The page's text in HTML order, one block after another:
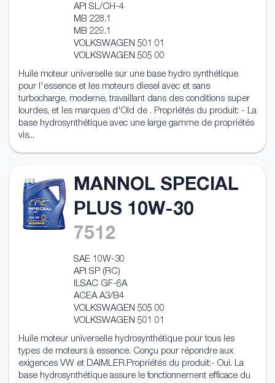
API SL/CH-4
MB 228.1
MB 229.1
VOLKSWAGEN 501 01
VOLKSWAGEN 505 00
Huile moteur universelle sur une base hydro synthétique
pour l'essence et les moteurs diesel avec et sans
turbocharge, moderne, travaillant dans des conditions super
lourdes, et les marques d'Old de . Propriétés du produit: - La
base hydrosynthétique avec une large gamme de propriétés
vis...
MANNOL SPECIAL
PLUS 10W-30
7512
SAE 10W-30
API SP (RC)
ILSAC GF-6A
ACEA A3/B4
VOLKSWAGEN 505 00
VOLKSWAGEN 501 01
Huile moteur universelle hydrosynthétique pour tous les
types de moteurs à essence. Conçu pour répondre aux
exigences VW et DAIMLER.Propriétés du produit:- Oui. La
base hydrosynthétique assure le fonctionnement efficace du